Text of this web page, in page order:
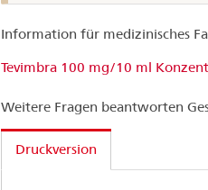
Information für medizinisches
Tevimbra 100 mg/10 ml
Weitere Fragen beantworten
Druckversion